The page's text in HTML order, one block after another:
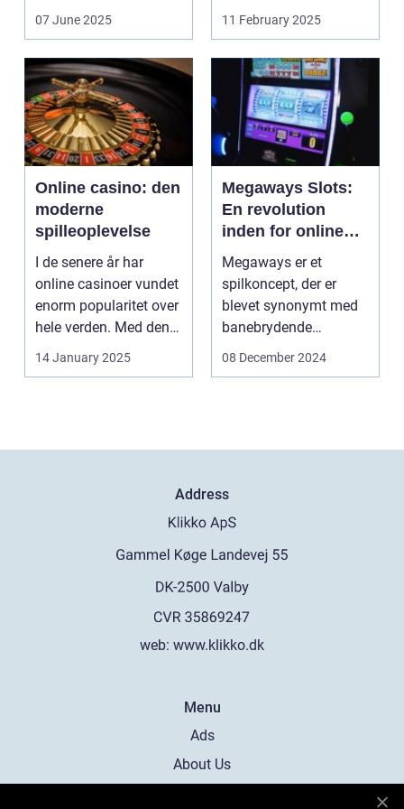
07 June 2025
revolutioneret måden,
11 February 2025
Online casino: den
moderne
spilleoplevelse
I de senere år har
online casinoer vundet
enorm popularitet over
hele verden. Med den
teknolog...
14 January 2025
Megaways Slots:
En revolution
inden for online
spilleautomater
Megaways er et
spilkoncept, der er
blevet synonymt med
banebrydende
innovation inden for
08 December 2024
Address
web: www.klikko.dk
Menu
Ads
About Us